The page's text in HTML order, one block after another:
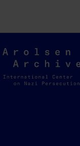
Arolsen
Archives